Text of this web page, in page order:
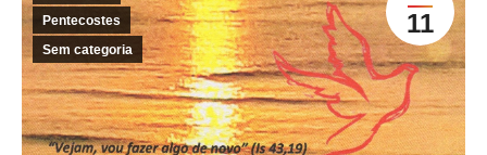
11
Pentecostes
Sem categoria